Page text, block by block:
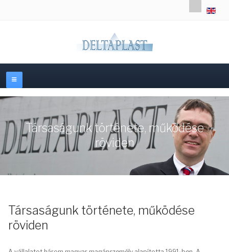
Társaságunk története, működése
röviden
Társaságunk története, működése
röviden